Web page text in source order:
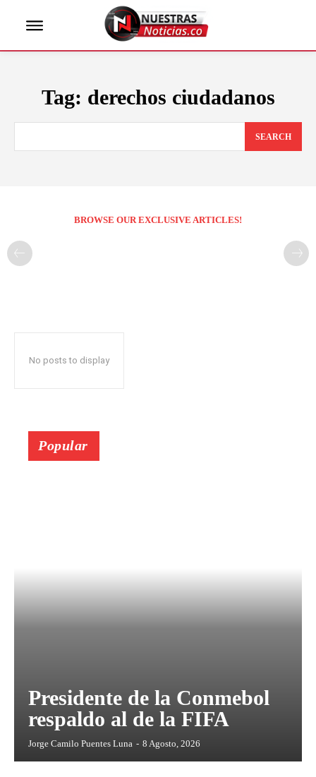
Tag: derechos ciudadanos
SEARCH
BROWSE OUR EXCLUSIVE ARTICLES!
No posts to display
Popular
Presidente de la Conmebol
respaldo al de la FIFA
Jorge Camilo Puentes Luna - 8 Agosto, 2026